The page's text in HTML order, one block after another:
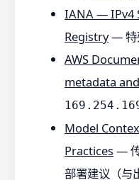
IANA — IPv4
Registry— 特
AWS
metadata
Model
Practices —
部署建议（与